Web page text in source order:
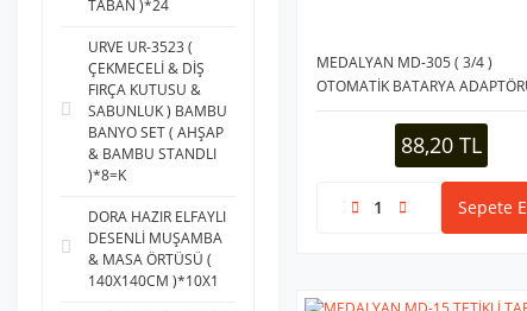
TABAN )*24
URVE UR-3523 (
ÇEKMECELİ & DİŞ
FIRÇA KUTUSU &
SABUNLUK ) BAMBU
BANYO SET ( AHŞAP
& BAMBU STANDLI
)*8=K
DORA HAZIR ELFAYLI
DESENLİ MUŞAMBA
& MASA ÖRTÜSÜ (
140X140CM )*10X1
MEDALYAN MD-305 ( 3/4 )
OTOMATİK BATARYA
KELEPÇELİ*24X12
88,20 TL
Sepete